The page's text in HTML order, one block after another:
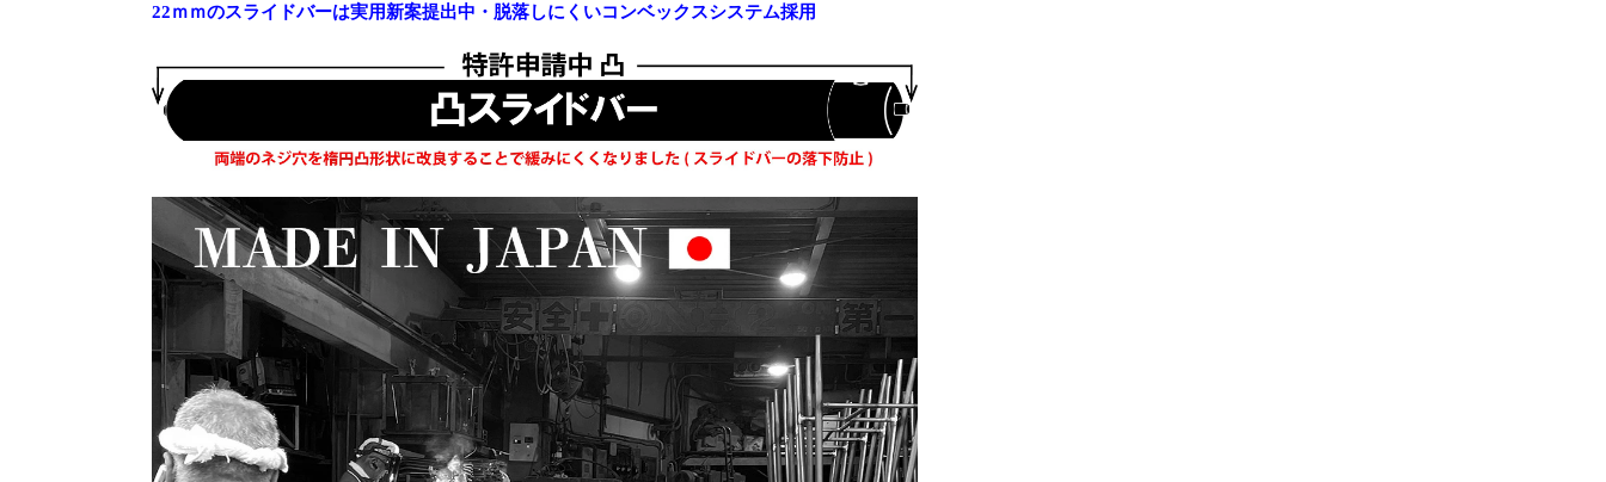
22ｍｍのスライドバーは実用新案提出中・脱落しにくいコンベックスシステム採用